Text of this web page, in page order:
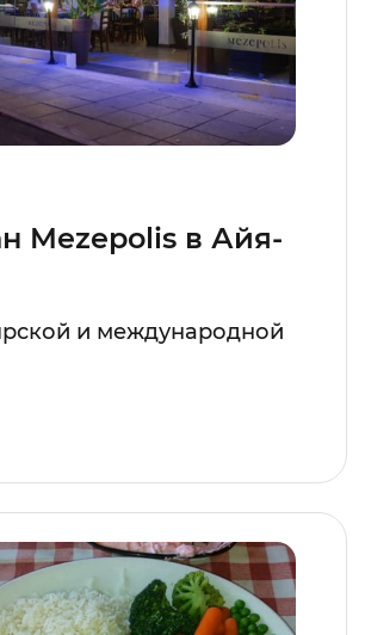
Mezepolis в Айя-
и международной